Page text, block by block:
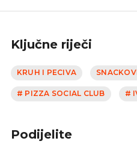
Ključne riječi
KRUH I PECIVA
# PIZZA SOCIAL CLUB #
Podijelite